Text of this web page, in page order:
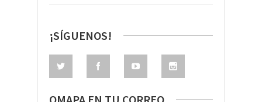
¡SÍGUENOS!